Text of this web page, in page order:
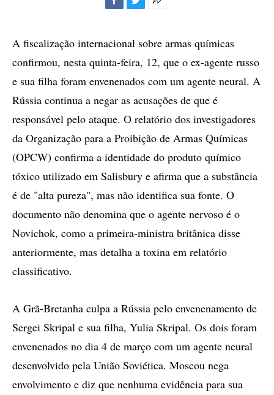
compartilhamento
A fiscalização internacional sobre armas químicas
confirmou, nesta quinta-feira, 12, que o ex-agente russo
e sua filha foram envenenados com um agente neural. A
Rússia continua a negar as acusações de que é
responsável pelo ataque. O relatório dos investigadores
da Organização para a Proibição de Armas Químicas
(OPCW) confirma a identidade do produto químico
tóxico utilizado em Salisbury e afirma que a substância
é de "alta pureza", mas não identifica sua fonte. O
documento não denomina que o agente nervoso é o
Novichok, como a primeira-ministra britânica disse
anteriormente, mas detalha a toxina em relatório
classificativo.
A Grã-Bretanha culpa a Rússia pelo envenenamento de
Sergei Skripal e sua filha, Yulia Skripal. Os dois foram
envenenados no dia 4 de março com um agente neural
desenvolvido pela União Soviética. Moscou nega
envolvimento e diz que nenhuma evidência para sua